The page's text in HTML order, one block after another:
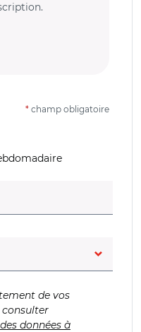
* champ obligatoire
de vos
consulter
données à